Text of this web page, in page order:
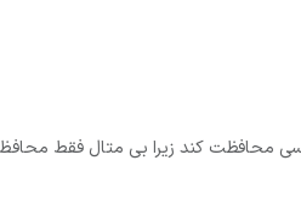
محافظت کند زیرا بی متال فقط